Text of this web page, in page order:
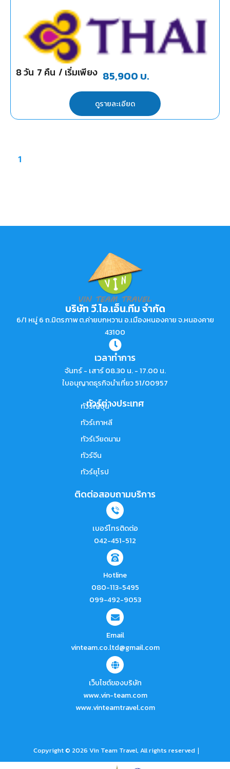
8วัน 7 คืน / เริ่มเพียง 85,900 บ.
ดูรายละเอียด
1
บริษัท วี.ไอ.เอ็น.ทีม จำกัด
6/1 หมู่ 6 ถ.มิตรภาพ ต.ค่ายบกหวาน อ.เมืองหนองคาย จ.หนองคาย
43100
เวลาทำการ
จันทร์ - เสาร์ 08.30 น. - 17.00 น.
ใบอนุญาตธุรกิจนำเที่ยว 51/00957
ทัวร์ต่างประเทศ
ทัวร์ญี่ปุ่น
ทัวร์เกาหลี
ทัวร์เวียดนาม
ทัวร์จีน
ทัวร์ยุโรป
ติดต่อสอบถามบริการ
เบอร์โทรติดต่อ
042-451-512
Hotline
080-113-5495
099-492-9053
Email
vinteam.co.ltd@gmail.com
เว็บไซต์ของบริษัท
www.vin-team.com
www.vinteamtravel.com
Copyright © 2026 Vin Team Travel, All rights reserved |